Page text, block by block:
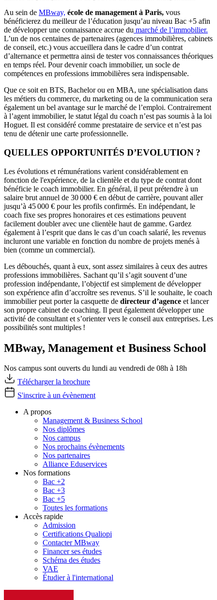
Au sein de MBway, école de management à Paris, vous
bénéficierez du meilleur de l’éducation jusqu’au niveau Bac +5 afin
de développer une connaissance accrue du marché de l’immobilier.
L’un de nos centaines de partenaires (agences immobilières, cabinets
de conseil, etc.) vous accueillera dans le cadre d’un contrat
d’alternance et permettra ainsi de tester vos connaissances théoriques
en temps réel. Pour devenir coach immobilier, un socle de
compétences en professions immobilières sera indispensable.
Que ce soit en BTS, Bachelor ou en MBA, une spécialisation dans
les métiers du commerce, du marketing ou de la communication sera
également un bel avantage sur le marché de l’emploi. Contrairement
à l’agent immobilier, le statut légal du coach n’est pas soumis à la loi
Hoguet. Il est considéré comme prestataire de service et n’est pas
tenu de détenir une carte professionnelle.
QUELLES OPPORTUNITÉS D’EVOLUTION ?
Les évolutions et rémunérations varient considérablement en
fonction de l'expérience, de la clientèle et du type de contrat dont
bénéficie le coach immobilier. En général, il peut prétendre à un
salaire brut annuel de 30 000 € en début de carrière, pouvant aller
jusqu’à 45 000 € pour les profils confirmés. En indépendant, le
coach fixe ses propres honoraires et ces estimations peuvent
facilement doubler avec une clientèle haut de gamme. Gardez
également à l’esprit que dans le cas d’un coach salarié, les revenus
incluront une variable en fonction du nombre de projets menés à
bien (comme un commercial).
Les débouchés, quant à eux, sont assez similaires à ceux des autres
professions immobilières. Sachant qu’il s’agit souvent d’une
profession indépendante, l’objectif est simplement de développer
son expérience afin d’accroître ses revenus. S’il le souhaite, le coach
immobilier peut porter la casquette de directeur d’agence et lancer
son propre cabinet de coaching. Il peut également développer une
activité de consultant et s’orienter vers le conseil aux entreprises. Les
possibilités sont multiples !
MBway, Management et Business School
Nos campus sont ouverts du lundi au vendredi de 08h à 18h
Télécharger la brochure
S'inscrire à un évènement
A propos
Management & Business School
Nos diplômes
Nos campus
Nos prochains évènements
Nos partenaires
Alliance Eduservices
Nos formations
Bac +2
Bac +3
Bac +5
Toutes les formations
Accès rapide
Admission
Certifications Qualiopi
Contacter MBway
Financer ses études
Schéma des études
VAE
Étudier à l'international